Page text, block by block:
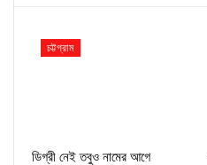
চট্টগ্রাম
ডিগ্রী নেই তবুও নামের আগে